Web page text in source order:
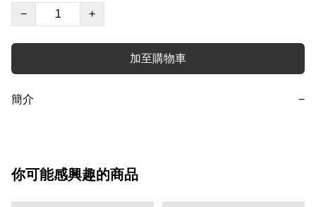
−
+
加至購物車
簡介 −
你可能感興趣的商品